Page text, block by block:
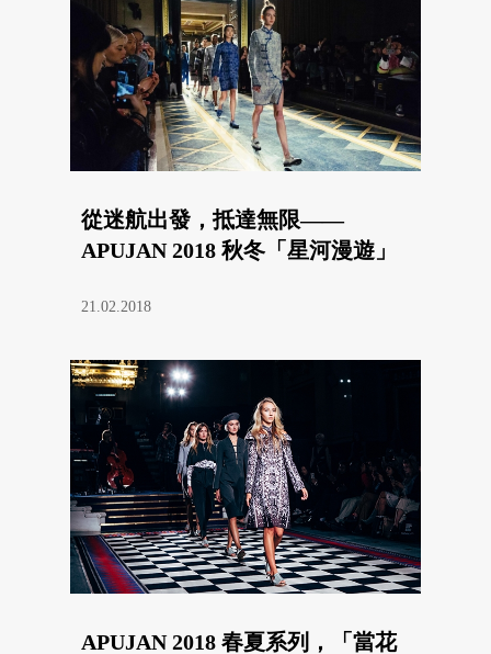
從迷航出發，抵達無限——
APUJAN 2018 秋冬「星河漫遊」
21.02.2018
APUJAN 2018 春夏系列，「當花